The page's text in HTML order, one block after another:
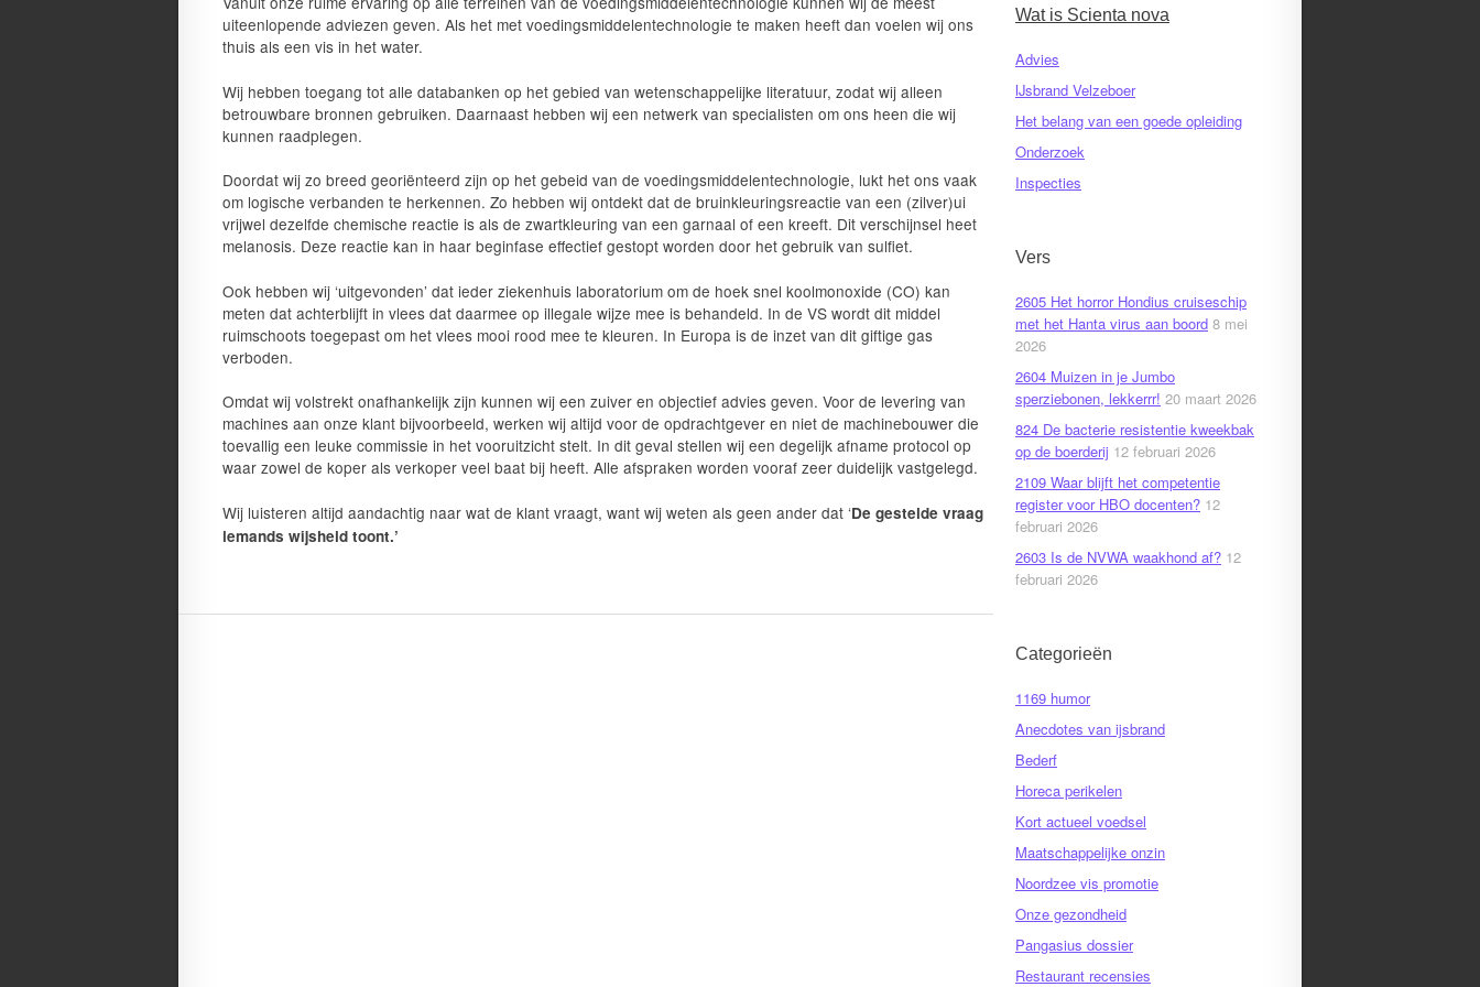
uiteenlopende adviezen geven. Als het met voedingsmiddelentechnologie te maken heeft dan voelen wij ons
thuis als een vis in het water.
Wij hebben toegang tot alle databanken op het gebied van wetenschappelijke literatuur, zodat wij alleen
betrouwbare bronnen gebruiken. Daarnaast hebben wij een netwerk van specialisten om ons heen die wij
kunnen raadplegen.
Doordat wij zo breed georiënteerd zijn op het gebeid van de voedingsmiddelentechnologie, lukt het ons vaak
om logische verbanden te herkennen. Zo hebben wij ontdekt dat de bruinkleuringsreactie van een (zilver)ui
vrijwel dezelfde chemische reactie is als de zwartkleuring van een garnaal of een kreeft. Dit verschijnsel heet
melanosis. Deze reactie kan in haar beginfase effectief gestopt worden door het gebruik van sulfiet.
Ook hebben wij ‘uitgevonden’ dat ieder ziekenhuis laboratorium om de hoek snel koolmonoxide (CO) kan
meten dat achterblijft in vlees dat daarmee op illegale wijze mee is behandeld. In de VS wordt dit middel
ruimschoots toegepast om het vlees mooi rood mee te kleuren. In Europa is de inzet van dit giftige gas
verboden.
Omdat wij volstrekt onafhankelijk zijn kunnen wij een zuiver en objectief advies geven. Voor de levering van
machines aan onze klant bijvoorbeeld, werken wij altijd voor de opdrachtgever en niet de machinebouwer die
toevallig een leuke commissie in het vooruitzicht stelt. In dit geval stellen wij een degelijk afname protocol op
waar zowel de koper als verkoper veel baat bij heeft. Alle afspraken worden vooraf zeer duidelijk vastgelegd.
Wij luisteren altijd aandachtig naar wat de klant vraagt, want wij weten als geen ander dat ‘De gestelde vraag
iemands wijsheid toont.’
Wat is Scienta nova
Advies
IJsbrand Velzeboer
Het belang van een goede opleiding
Onderzoek
Inspecties
Vers
2605 Het horror Hondius cruiseschip
met het Hanta virus aan boord 8 mei
2026
2604 Muizen in je Jumbo
sperziebonen, lekkerrr! 20 maart 2026
824 De bacterie resistentie kweekbak
op de boerderij 12 februari 2026
2109 Waar blijft het competentie
register voor HBO docenten? 12
februari 2026
2603 Is de NVWA waakhond af? 12
februari 2026
Categorieën
1169 humor
Anecdotes van ijsbrand
Bederf
Horeca perikelen
Kort actueel voedsel
Maatschappelijke onzin
Noordzee vis promotie
Onze gezondheid
Pangasius dossier
Restaurant recensies